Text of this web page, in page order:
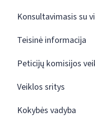
Konsultavimasis su
Teisinė informacija
Peticijų komisijos
Veiklos sritys
Kokybės vadyba